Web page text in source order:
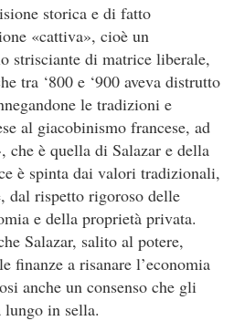
storica e di fatto
«cattiva», cioè un
strisciante di matrice liberale,
tra ‘800 e ‘900 aveva distrutto
le tradizioni e
al giacobinismo francese, ad
che è quella di Salazar e della
è spinta dai valori tradizionali,
dal rispetto rigoroso delle
e della proprietà privata.
Salazar, salito al potere,
finanze a risanare l’economia
anche un consenso che gli
lungo in sella.